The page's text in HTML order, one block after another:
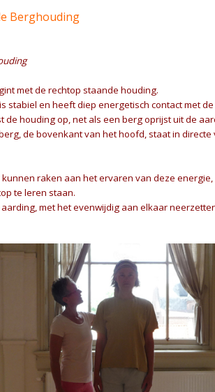
Berghouding
met de rechtop staande houding.
stabiel en heeft diep energetisch contact met
de houding op, net als een berg oprijst uit de
de bovenkant van het hoofd, staat in
raken aan het ervaren van deze
te leren staan.
met het evenwijdig aan elkaar